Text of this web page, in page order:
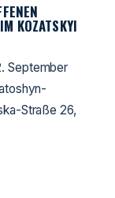
KOZATSKYI
September
Straße 26,